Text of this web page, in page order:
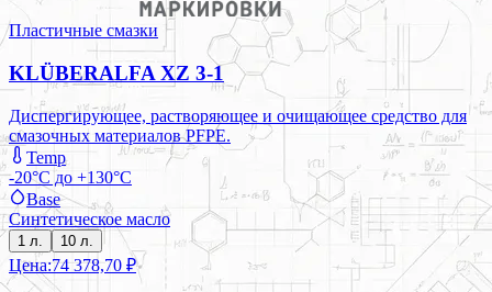
Пластичные смазки
KLÜBERALFA XZ 3-1
Диспергирующее, растворяющее и очищающее средство для
смазочных материалов PFPE.
Temp
-20°C до +130°C
Base
Синтетическое масло
1 л. 10 л.
Цена:74 378,70 ₽